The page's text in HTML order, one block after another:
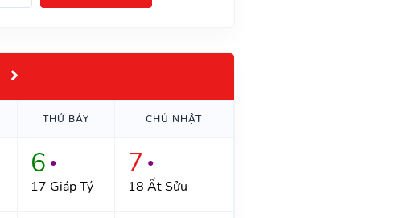
THỨ BẢY CHỦ NHẬT
6 ●
17 Giáp Tý
7 ●
18 Ất Sửu